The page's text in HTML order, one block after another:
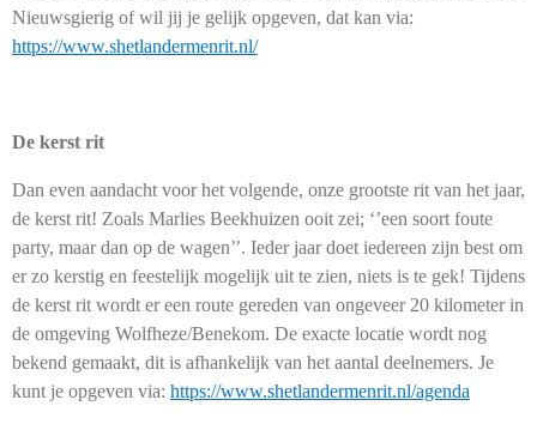
Nieuwsgierig of wil jij je gelijk opgeven, dat kan via:
https://www.shetlandermenrit.nl/
De kerst rit
Dan even aandacht voor het volgende, onze grootste rit van het jaar,
de kerst rit! Zoals Marlies Beekhuizen ooit zei; ‘’een soort foute
party, maar dan op de wagen’’. Ieder jaar doet iedereen zijn best om
er zo kerstig en feestelijk mogelijk uit te zien, niets is te gek! Tijdens
de kerst rit wordt er een route gereden van ongeveer 20 kilometer in
de omgeving Wolfheze/Benekom. De exacte locatie wordt nog
bekend gemaakt, dit is afhankelijk van het aantal deelnemers. Je
kunt je opgeven via: https://www.shetlandermenrit.nl/agenda